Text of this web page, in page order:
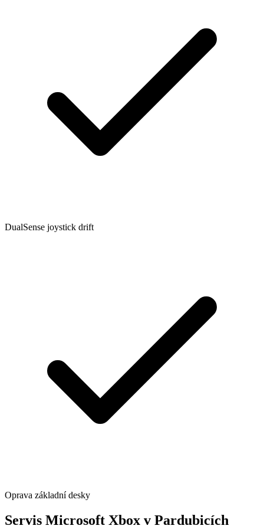
DualSense joystick drift
Oprava základní desky
Servis Microsoft Xbox v Pardubicích